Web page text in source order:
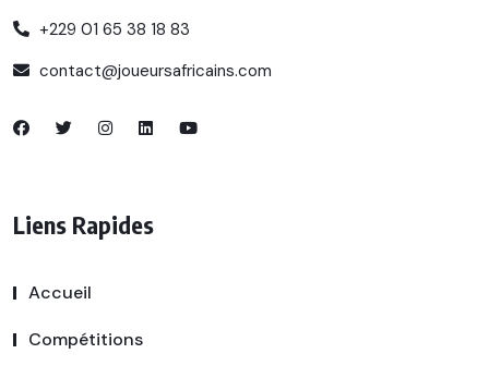
+229 01 65 38 18 83
contact@joueursafricains.com
Liens Rapides
Accueil
Compétitions